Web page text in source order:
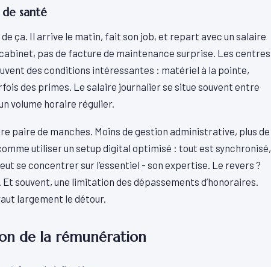
santé
de ça. Il arrive le matin, fait son job, et repart avec un salaire
pas de facture de maintenance surprise. Les centres
des conditions intéressantes : matériel à la pointe,
des primes. Le salaire journalier se situe souvent entre
volume horaire régulier.
paire de manches. Moins de gestion administrative, plus de
utiliser un setup digital optimisé : tout est synchronisé,
se concentrer sur l’essentiel - son expertise. Le revers ?
souvent, une limitation des dépassements d’honoraires.
largement le détour.
de la rémunération